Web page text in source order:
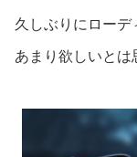
久しぶりにローデ
あまり欲しいと